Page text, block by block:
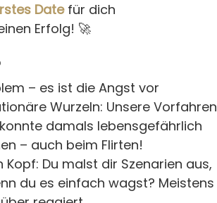
Date für dich
Erfolg! 🚀
– es ist die Angst vor
Wurzeln: Unsere Vorfahren
damals lebensgefährlich
– auch beim Flirten!
Du malst dir Szenarien aus,
du es einfach wagst? Meistens